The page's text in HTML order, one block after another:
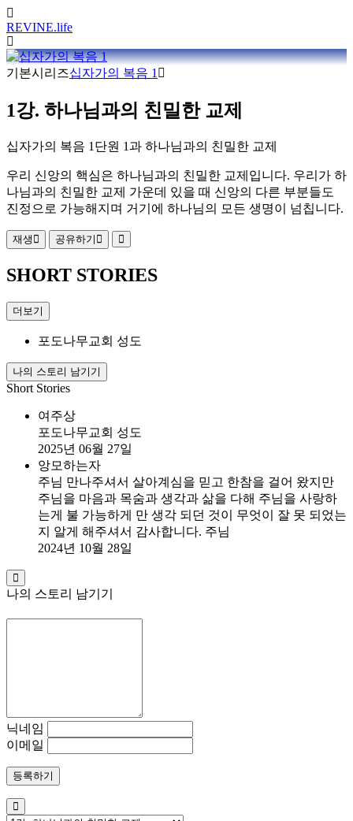
REVINE.life
기본시리즈십자가의 복음 1
1강. 하나님과의 친밀한 교제
십자가의 복음 1단원 1과 하나님과의 친밀한 교제
우리 신앙의 핵심은 하나님과의 친밀한 교제입니다. 우리가 하
나님과의 친밀한 교제 가운데 있을 때 신앙의 다른 부분들도
진정으로 가능해지며 거기에 하나님의 모든 생명이 넘칩니다.
재생 공유하기
SHORT STORIES
더보기
포도나무교회 성도
나의 스토리 남기기
Short Stories
여주상
포도나무교회 성도
2025년 06월 27일
앙모하는자
주님 만나주셔서 살아계심을 믿고 한참을 걸어 왔지만
주님을 마음과 목숨과 생각과 삶을 다해 주님을 사랑하
는게 불 가능하게 만 생각 되던 것이 무엇이 잘 못 되었는
지 알게 해주셔서 감사합니다. 주님
2024년 10월 28일
나의 스토리 남기기
닉네임
이메일
등록하기